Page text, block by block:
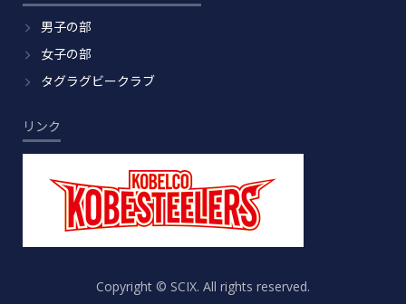
男子の部
女子の部
タグラグビークラブ
リンク
Copyright © SCIX. All rights reserved.